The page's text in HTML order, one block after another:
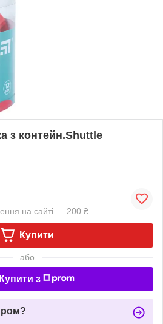
з контейн.Shuttle
на сайті — 200 ₴
Купити
або
Купити з